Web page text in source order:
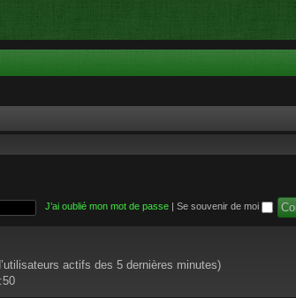
J’ai oublié mon mot de passe Se souvenir de moi
actifs des 5 dernières minutes)